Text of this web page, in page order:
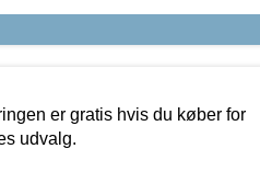
er gratis hvis du køber for
udvalg.